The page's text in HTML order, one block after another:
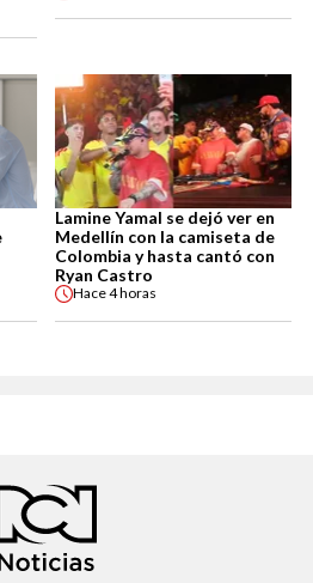
Lamine Yamal se dejó ver en
Medellín con la camiseta de
Colombia y hasta cantó con
Ryan Castro
Hace4 horas